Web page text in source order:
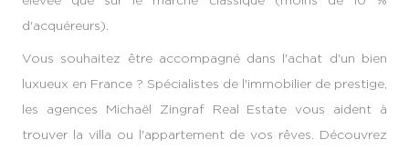
d'acquéreurs).
Vous souhaitez être accompagné dans l'achat d'un bien
luxueux en France ? Spécialistes de l'immobilier de prestige,
les agences Michaël Zingraf Real Estate vous aident à
trouver la villa ou l'appartement de vos rêves. Découvrez